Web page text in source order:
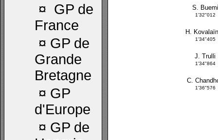
¤ GP de
France
¤ GP de
Grande
Bretagne
¤ GP
d'Europe
¤ GP de
S. Buemi
1'32"012
H.
1'34"405
J. Trulli
1'34"864
C.
1'36"576